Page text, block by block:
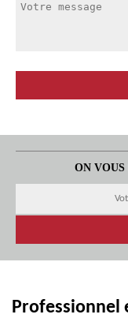
ON
Professionnel